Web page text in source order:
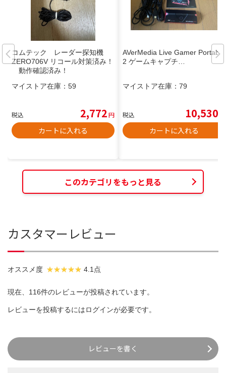
コムテック レーダー探知機
ZERO706V リコール対策済み！
動作確認済み！
マイストア在庫： 59
税込 2,772円
カートに入れる
AVerMedia Live Gamer Portable
2 ゲームキャプチ…
マイストア在庫： 79
税込 10,530
カートに入れる
このカテゴリをもっと見る
カスタマーレビュー
オススメ度 4.1点
現在、116件のレビューが投稿されています。
レビューを投稿するにはログインが必要です。
レビューを書く